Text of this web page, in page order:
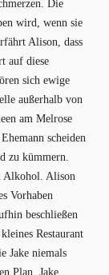
Die
wird, wenn sie
Alison, dass
auf diese
sich ewige
außerhalb von
am Melrose
scheiden
zu kümmern.
Alkohol. Alison
Vorhaben
beschließen
Restaurant
Jake niemals
Plan, Jake,